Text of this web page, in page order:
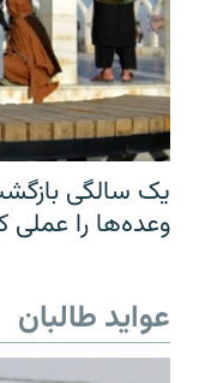
یک سالگی
وعده‌ها را عملی
عواید طالبان